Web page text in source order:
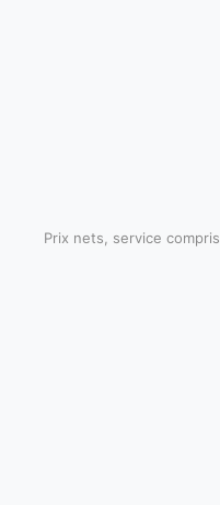
Prix nets, service compris